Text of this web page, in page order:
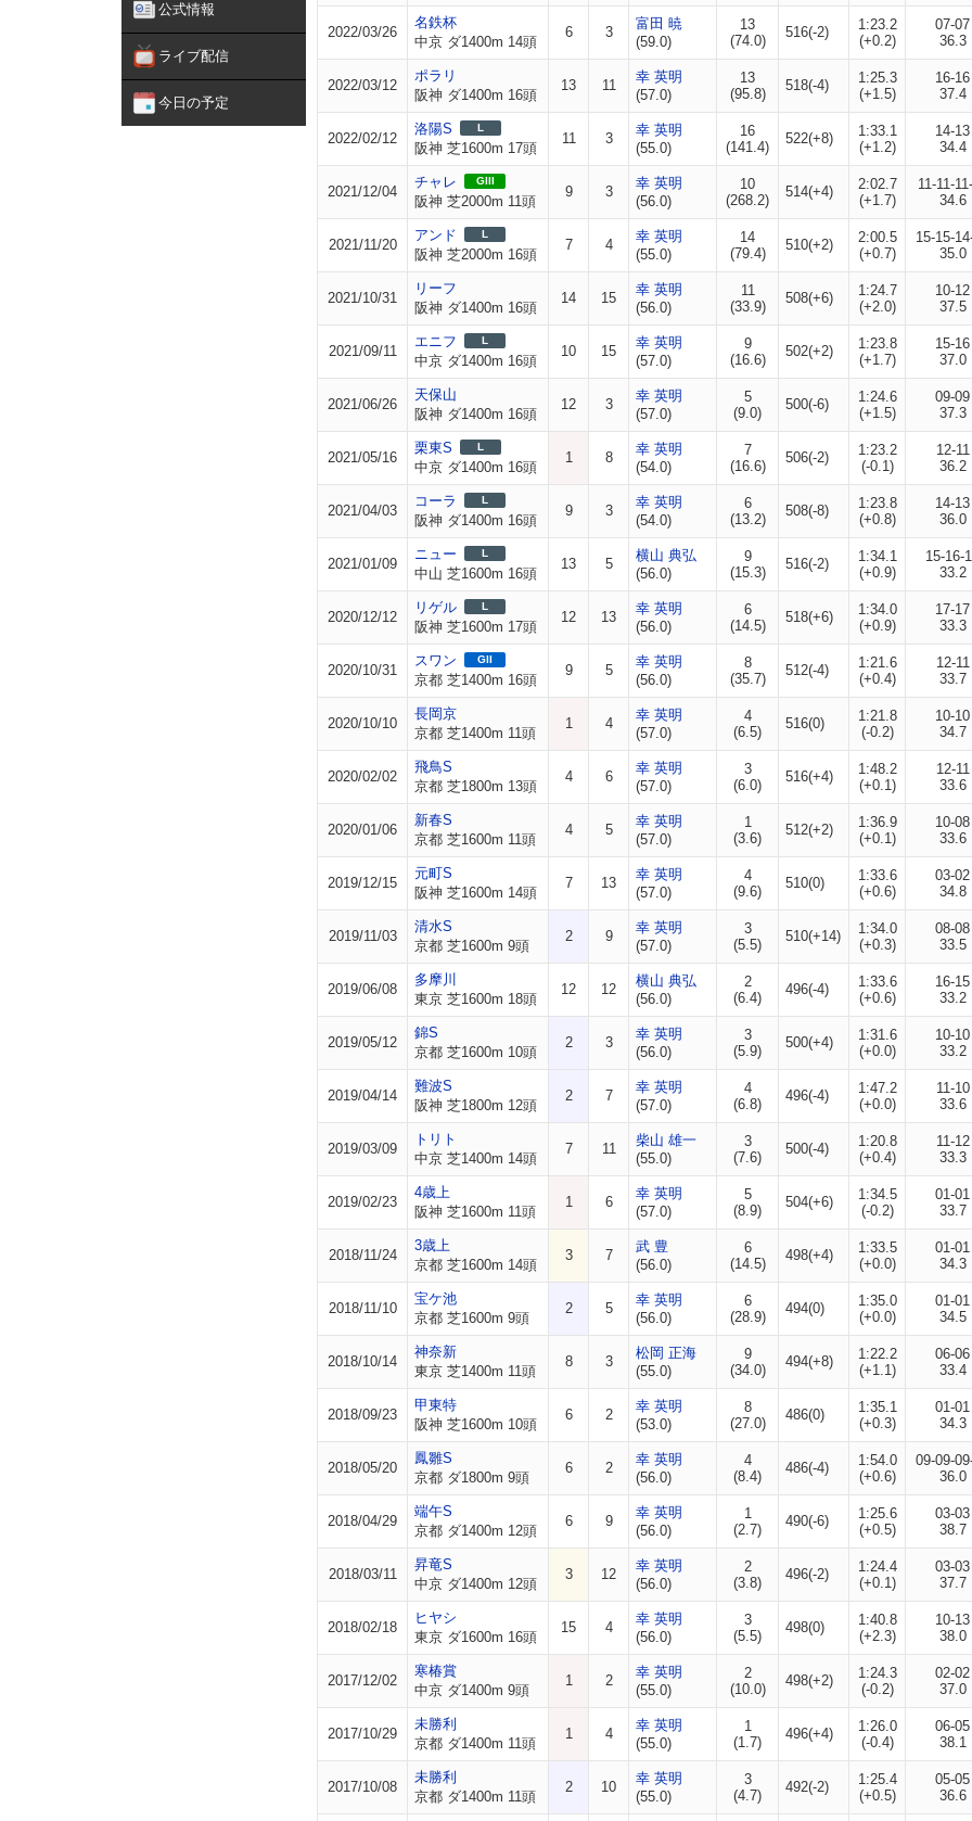
公式情報
ライブ配信
今日の予定
2022/03/26
名鉄杯
中京 ダ1400m 14頭
6 3
富田 暁
(59.0)
13
(74.0)
516(-2)
1:23.2
(+0.2)
07-07
36.3
2022/03/12
ポラリ
阪神 ダ1400m 16頭
13 11
幸 英明
(57.0)
13
(95.8)
518(-4)
1:25.3
(+1.5)
16-16
37.4
2022/02/12
洛陽S L
阪神 芝1600m 17頭
11 3
幸 英明
(55.0)
16
(141.4)
522(+8)
1:33.1
(+1.2)
14-13
34.4
2021/12/04
チャレ GIII
阪神 芝2000m 11頭
9 3
幸 英明
(56.0)
10
(268.2)
514(+4)
2:02.7
(+1.7)
11-11-
34.6
2021/11/20
アンド L
阪神 芝2000m 16頭
7 4
幸 英明
(55.0)
14
(79.4)
510(+2)
2:00.5
(+0.7)
15-15-
35.0
2021/10/31
リーフ
阪神 ダ1400m 16頭
14 15
幸 英明
(56.0)
11
(33.9)
508(+6)
1:24.7
(+2.0)
10-12
37.5
2021/09/11
エニフ L
中京 ダ1400m 16頭
10 15
幸 英明
(57.0)
9
(16.6)
502(+2)
1:23.8
(+1.7)
15-16
37.0
2021/06/26
天保山
阪神 ダ1400m 16頭
12 3
幸 英明
(57.0)
5
(9.0)
500(-6)
1:24.6
(+1.5)
09-09
37.3
2021/05/16
栗東S L
中京 ダ1400m 16頭
1 8
幸 英明
(54.0)
7
(16.6)
506(-2)
1:23.2
(-0.1)
12-11
36.2
2021/04/03
コーラ L
阪神 ダ1400m 16頭
9 3
幸 英明
(54.0)
6
(13.2)
508(-8)
1:23.8
(+0.8)
14-13
36.0
2021/01/09
ニュー L
中山 芝1600m 16頭
13 5
横山 典弘
(56.0)
9
(15.3)
516(-2)
1:34.1
(+0.9)
15-16-
33.2
2020/12/12
リゲル L
阪神 芝1600m 17頭
12 13
幸 英明
(56.0)
6
(14.5)
518(+6)
1:34.0
(+0.9)
17-17
33.3
2020/10/31
スワン GII
京都 芝1400m 16頭
9 5
幸 英明
(56.0)
8
(35.7)
512(-4)
1:21.6
(+0.4)
12-11
33.7
2020/10/10
長岡京
京都 芝1400m 11頭
1 4
幸 英明
(57.0)
4
(6.5)
516(0)
1:21.8
(-0.2)
10-10
34.7
2020/02/02
飛鳥S
京都 芝1800m 13頭
4 6
幸 英明
(57.0)
3
(6.0)
516(+4)
1:48.2
(+0.1)
12-11
33.6
2020/01/06
新春S
京都 芝1600m 11頭
4 5
幸 英明
(57.0)
1
(3.6)
512(+2)
1:36.9
(+0.1)
10-08
33.6
2019/12/15
元町S
阪神 芝1600m 14頭
7 13
幸 英明
(57.0)
4
(9.6)
510(0)
1:33.6
(+0.6)
03-02
34.8
2019/11/03
清水S
京都 芝1600m 9頭
2 9
幸 英明
(57.0)
3
(5.5)
510(+14)
1:34.0
(+0.3)
08-08
33.5
2019/06/08
多摩川
東京 芝1600m 18頭
12 12
横山 典弘
(56.0)
2
(6.4)
496(-4)
1:33.6
(+0.6)
16-15
33.2
2019/05/12
錦S
京都 芝1600m 10頭
2 3
幸 英明
(56.0)
3
(5.9)
500(+4)
1:31.6
(+0.0)
10-10
33.2
2019/04/14
難波S
阪神 芝1800m 12頭
2 7
幸 英明
(57.0)
4
(6.8)
496(-4)
1:47.2
(+0.0)
11-10
33.6
2019/03/09
トリト
中京 芝1400m 14頭
7 11
柴山 雄一
(55.0)
3
(7.6)
500(-4)
1:20.8
(+0.4)
11-12
33.3
2019/02/23
4歳上
阪神 芝1600m 11頭
1 6
幸 英明
(57.0)
5
(8.9)
504(+6)
1:34.5
(-0.2)
01-01
33.7
2018/11/24
3歳上
京都 芝1600m 14頭
3 7
武 豊
(56.0)
6
(14.5)
498(+4)
1:33.5
(+0.0)
01-01
34.3
2018/11/10
宝ケ池
京都 芝1600m 9頭
2 5
幸 英明
(56.0)
6
(28.9)
494(0)
1:35.0
(+0.0)
01-01
34.5
2018/10/14
神奈新
東京 芝1400m 11頭
8 3
松岡 正海
(55.0)
9
(34.0)
494(+8)
1:22.2
(+1.1)
06-06
33.4
2018/09/23
甲東特
阪神 芝1600m 10頭
6 2
幸 英明
(53.0)
8
(27.0)
486(0)
1:35.1
(+0.3)
01-01
34.3
2018/05/20
鳳雛S
京都 ダ1800m 9頭
6 2
幸 英明
(56.0)
4
(8.4)
486(-4)
1:54.0
(+0.6)
09-09-
36.0
2018/04/29
端午S
京都 ダ1400m 12頭
6 9
幸 英明
(56.0)
1
(2.7)
490(-6)
1:25.6
(+0.5)
03-03
38.7
2018/03/11
昇竜S
中京 ダ1400m 12頭
3 12
幸 英明
(56.0)
2
(3.8)
496(-2)
1:24.4
(+0.1)
03-03
37.7
2018/02/18
ヒヤシ
東京 ダ1600m 16頭
15 4
幸 英明
(56.0)
3
(5.5)
498(0)
1:40.8
(+2.3)
10-13
38.0
2017/12/02
寒椿賞
中京 ダ1400m 9頭
1 2
幸 英明
(55.0)
2
(10.0)
498(+2)
1:24.3
(-0.2)
02-02
37.0
2017/10/29
未勝利
京都 ダ1400m 11頭
1 4
幸 英明
(55.0)
1
(1.7)
496(+4)
1:26.0
(-0.4)
06-05
38.1
2017/10/08
未勝利
京都 ダ1400m 11頭
2 10
幸 英明
(55.0)
3
(4.7)
492(-2)
1:25.4
(+0.5)
05-05
36.6